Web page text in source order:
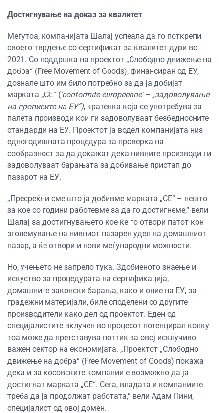
Достигнување на доказ за квалитет
Меѓутоа, компанијата Шалај успеала да го поткрепи
своето тврдење со сертификат за квалитет дури во
2021. Со поддршка на проектот „Слободно движење на
добра“ (Free Movement of Goods), финансиран од ЕУ,
дознале што им било потребно за да ја добијат
марката „CE“ (‘conformité européenne’ – „задоволување
на прописите на ЕУ“), кратенка која се употребува за
палета производи кои ги задоволуваат безбедносните
стандарди на ЕУ. Проектот ја водел компанијата низ
едногодишната процедура за проверка на
сообразност за да докажат дека нивните производи ги
задоволуваат барањата за добивање пристап до
пазарот на ЕУ.
„Пресреќни сме што ја добивме марката „CE“ – нешто
за кое со години работевме за да го достигнеме,“ вели
Шалај за достигнувањето кое ќе го отвори патот кон
зголемување на нивниот пазарен удел на домашниот
пазар, а ќе отвори и нови меѓународни можности.
Но, учењето не запрело тука. Здобиеното знаење и
искуство за процедурата на сертификација,
домашните законски барања, како и оние на ЕУ, за
градежни материјали, биле споделени со другите
производители како дел од проектот. Еден од
специјалистите вклучен во процесот потенцирал колку
тоа може да претставува поттик за овој исклучиво
важен сектор на економијата. „Проектот „Слободно
движење на добра“ (Free Movement of Goods) покажа
дека и за косовските компании е возможно да ја
достигнат марката „CE“. Сега, владата и компаниите
треба да ја продолжат работата,“ вели Адам Пини,
специјалист од овој домен.